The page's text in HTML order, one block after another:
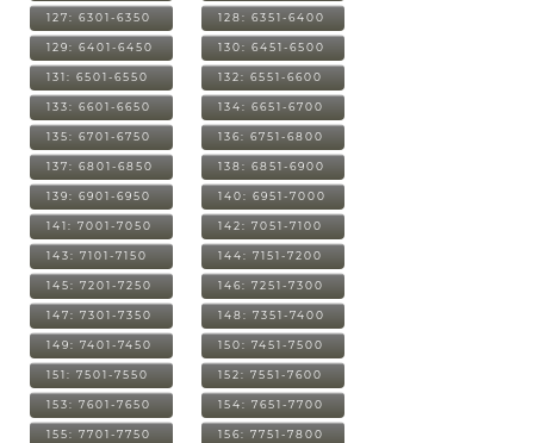
127: 6301-6350 128: 6351-6400
129: 6401-6450 130: 6451-6500
131: 6501-6550 132: 6551-6600
133: 6601-6650 134: 6651-6700
135: 6701-6750 136: 6751-6800
137: 6801-6850 138: 6851-6900
139: 6901-6950 140: 6951-7000
141: 7001-7050 142: 7051-7100
143: 7101-7150 144: 7151-7200
145: 7201-7250 146: 7251-7300
147: 7301-7350 148: 7351-7400
149: 7401-7450 150: 7451-7500
151: 7501-7550 152: 7551-7600
153: 7601-7650 154: 7651-7700
155: 7701-7750 156: 7751-7800